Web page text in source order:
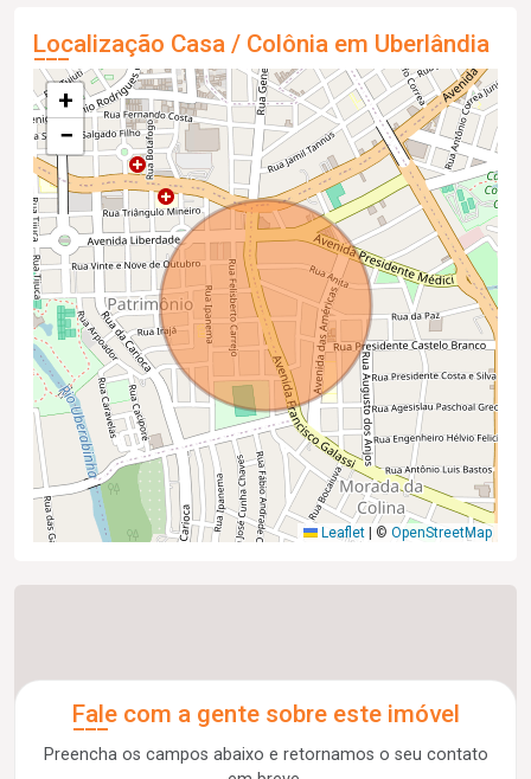
Localização Casa / Colônia em Uberlândia
+
−
Leaflet © OpenStreetMap
Fale com a gente sobre este imóvel
Preencha os campos abaixo e retornamos o seu contato